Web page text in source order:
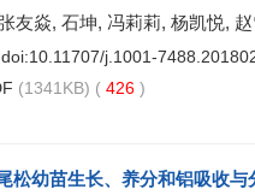
友焱, 石坤, 冯莉莉, 杨凯悦,
10.11707/j.1001-
(1341KB) ( 426 )
松幼苗生长、养分和铝吸收与